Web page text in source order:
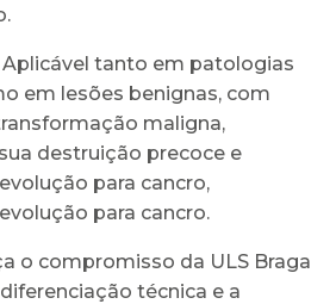
Aplicável tanto em patologias
em lesões benignas, com
maligna,
destruição precoce e
para cancro,
para cancro.
o compromisso da ULS Braga
técnica e a